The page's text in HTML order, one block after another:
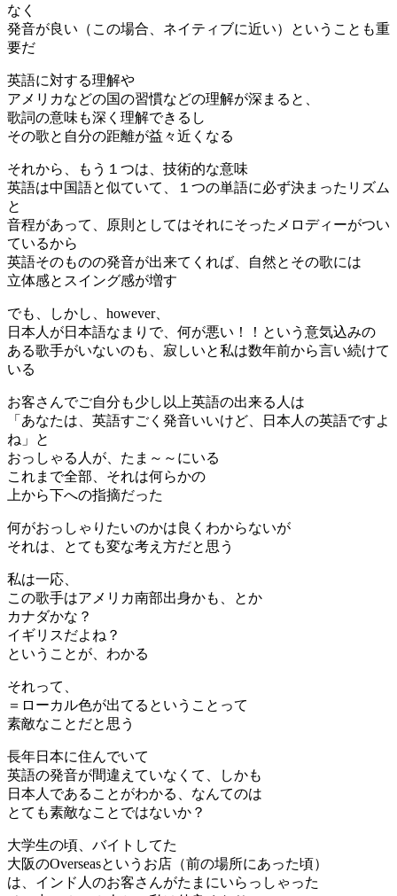
なく
発音が良い（この場合、ネイティブに近い）ということも重
要だ
英語に対する理解や
アメリカなどの国の習慣などの理解が深まると、
歌詞の意味も深く理解できるし
その歌と自分の距離が益々近くなる
それから、もう１つは、技術的な意味
英語は中国語と似ていて、１つの単語に必ず決まったリズム
と
音程があって、原則としてはそれにそったメロディーがつい
ているから
英語そのものの発音が出来てくれば、自然とその歌には
立体感とスイング感が増す
でも、しかし、however、
日本人が日本語なまりで、何が悪い！！という意気込みの
ある歌手がいないのも、寂しいと私は数年前から言い続けて
いる
お客さんでご自分も少し以上英語の出来る人は
「あなたは、英語すごく発音いいけど、日本人の英語ですよ
ね」と
おっしゃる人が、たま～～にいる
これまで全部、それは何らかの
上から下への指摘だった
何がおっしゃりたいのかは良くわからないが
それは、とても変な考え方だと思う
私は一応、
この歌手はアメリカ南部出身かも、とか
カナダかな？
イギリスだよね？
ということが、わかる
それって、
＝ローカル色が出てるということって
素敵なことだと思う
長年日本に住んでいて
英語の発音が間違えていなくて、しかも
日本人であることがわかる、なんてのは
とても素敵なことではないか？
大学生の頃、バイトしてた
大阪のOverseasというお店（前の場所にあった頃）
は、インド人のお客さんがたまにいらっしゃった